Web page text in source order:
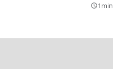
query_builder1min